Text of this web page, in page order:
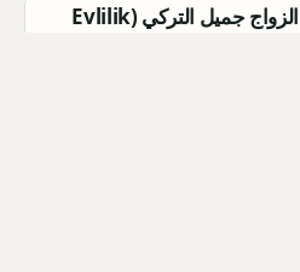
مسلسل الزواج جميل التركي (Evlilik